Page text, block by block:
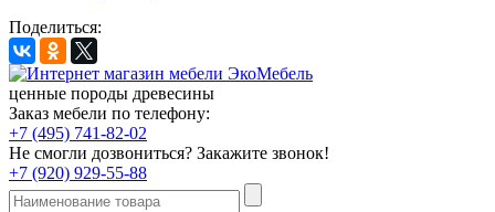
Поделиться:
ценные породы древесины
Заказ мебели по телефону:
+7 (495) 741-82-02
Не смогли дозвониться? Закажите звонок!
+7 (920) 929-55-88